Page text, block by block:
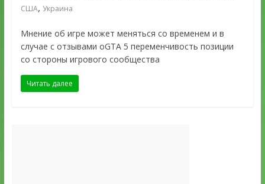
США, Украина
Мнение об игре может меняться со временем и в
случае с отзывами оGTA 5 переменчивость позиции
со стороны игрового сообщества
Читать далее